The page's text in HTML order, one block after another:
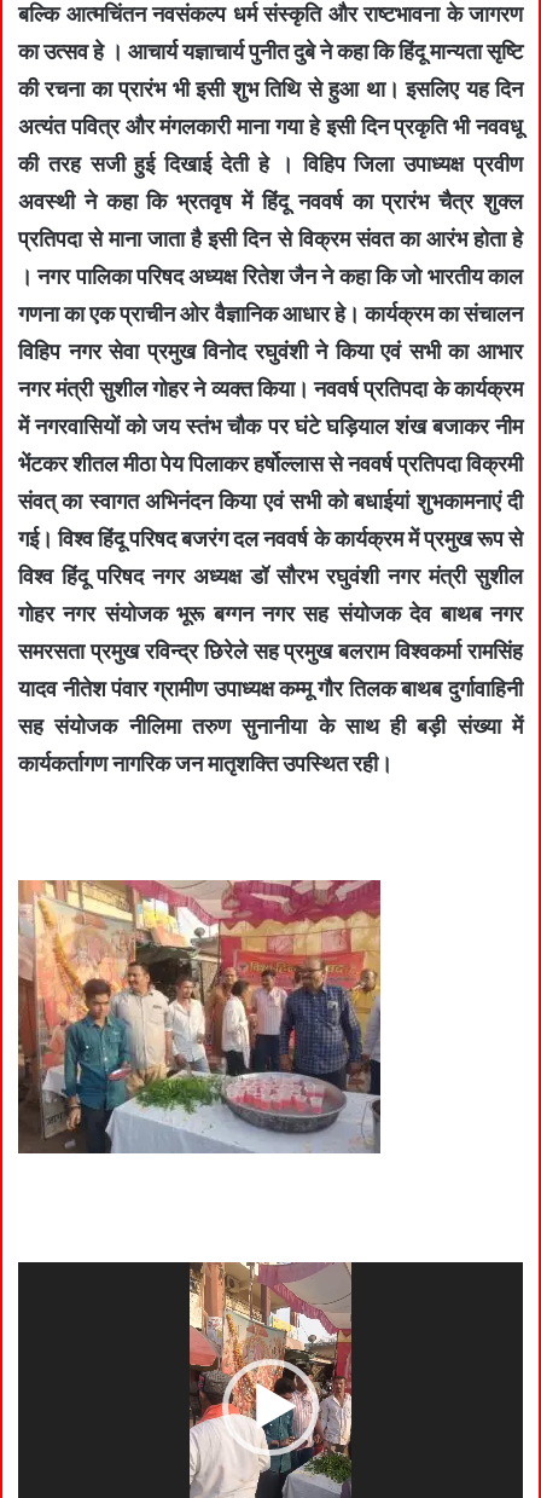
बल्कि आत्मचिंतन नवसंकल्प धर्म संस्कृति और राष्टभावना के जागरण
का उत्सव हे । आचार्य यज्ञाचार्य पुनीत दुबे ने कहा कि हिंदू मान्यता सृष्टि
की रचना का प्रारंभ भी इसी शुभ तिथि से हुआ था। इसलिए यह दिन
अत्यंत पवित्र और मंगलकारी माना गया हे इसी दिन प्रकृति भी नववधू
की तरह सजी हुई दिखाई देती हे । विहिप जिला उपाध्यक्ष प्रवीण
अवस्थी ने कहा कि भ्रतवृष में हिंदू नववर्ष का प्रारंभ चैत्र शुक्ल
प्रतिपदा से माना जाता है इसी दिन से विक्रम संवत का आरंभ होता हे
। नगर पालिका परिषद अध्यक्ष रितेश जैन ने कहा कि जो भारतीय काल
गणना का एक प्राचीन ओर वैज्ञानिक आधार हे। कार्यक्रम का संचालन
विहिप नगर सेवा प्रमुख विनोद रघुवंशी ने किया एवं सभी का आभार
नगर मंत्री सुशील गोहर ने व्यक्त किया। नववर्ष प्रतिपदा के कार्यक्रम
में नगरवासियों को जय स्तंभ चौक पर घंटे घड़ियाल शंख बजाकर नीम
भेंटकर शीतल मीठा पेय पिलाकर हर्षोल्लास से नववर्ष प्रतिपदा विक्रमी
संवत् का स्वागत अभिनंदन किया एवं सभी को बधाईयां शुभकामनाएं दी
गई। विश्व हिंदू परिषद बजरंग दल नववर्ष के कार्यक्रम में प्रमुख रूप से
विश्व हिंदू परिषद नगर अध्यक्ष डॉ सौरभ रघुवंशी नगर मंत्री सुशील
गोहर नगर संयोजक भूरू बग्गन नगर सह संयोजक देव बाथब नगर
समरसता प्रमुख रविन्द्र छिरेले सह प्रमुख बलराम विश्वकर्मा रामसिंह
यादव नीतेश पंवार ग्रामीण उपाध्यक्ष कम्मू गौर तिलक बाथब दुर्गावाहिनी
सह संयोजक नीलिमा तरुण सुनानीया के साथ ही बड़ी संख्या में
कार्यकर्तागण नागरिक जन मातृशक्ति उपस्थित रही।